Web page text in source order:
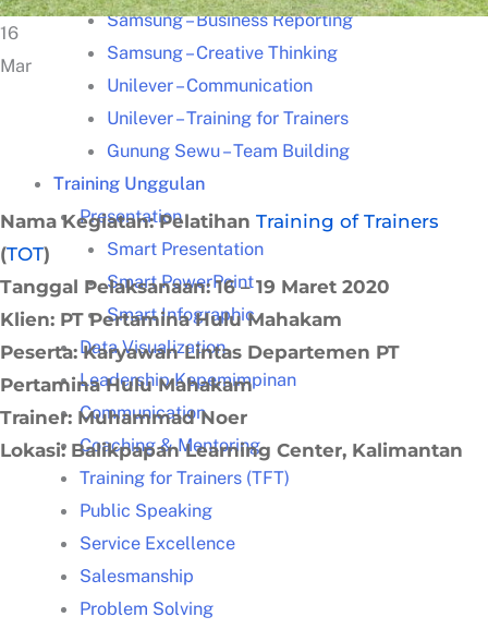
Samsung – Business Reporting
Samsung – Creative Thinking
Unilever – Communication
Unilever – Training for Trainers
Gunung Sewu – Team Building
Training Unggulan
Presentation
Smart Presentation
Smart PowerPoint
Smart Infographic
Data Visualization
Leadership Kepemimpinan
Communication
Coaching & Mentoring
Training for Trainers (TFT)
Public Speaking
Service Excellence
Salesmanship
Problem Solving
16
Mar
Nama Kegiatan: Pelatihan Training of Trainers
(TOT)
Tanggal Pelaksanaan: 16 – 19 Maret 2020
Klien: PT Pertamina Hulu Mahakam
Peserta: Karyawan Lintas Departemen PT
Pertamina Hulu Mahakam
Trainer: Muhammad Noer
Lokasi: Balikpapan Learning Center, Kalimantan